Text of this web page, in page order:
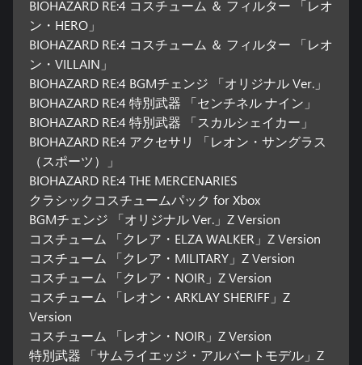
BIOHAZARD RE:4 コスチューム ＆ フィルター 「レオ
ン・HERO」
BIOHAZARD RE:4 コスチューム ＆ フィルター 「レオ
ン・VILLAIN」
BIOHAZARD RE:4 BGMチェンジ 「オリジナル Ver.」
BIOHAZARD RE:4 特別武器 「センチネル ナイン」
BIOHAZARD RE:4 特別武器 「スカルシェイカー」
BIOHAZARD RE:4 アクセサリ 「レオン・サングラス
（スポーツ）」
BIOHAZARD RE:4 THE MERCENARIES
クラシックコスチュームパック for Xbox
BGMチェンジ 「オリジナル Ver.」Z Version
コスチューム 「クレア・ELZA WALKER」Z Version
コスチューム 「クレア・MILITARY」Z Version
コスチューム 「クレア・NOIR」Z Version
コスチューム 「レオン・ARKLAY SHERIFF」Z
Version
コスチューム 「レオン・NOIR」Z Version
特別武器 「サムライエッジ・アルバートモデル」Z